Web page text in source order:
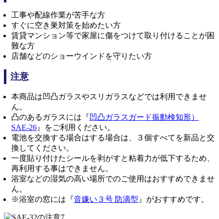
工事や配線作業が苦手な方
すぐに空き巣対策を始めたい方
賃貸マンション等で家屋に傷をつけて取り付けることが困
難な方
店舗などのショーウインドを守りたい方
注意
本商品は凹凸ガラスやスリガラスなどでは利用できませ
ん。
凸のあるガラスには『凹凸ガラスガード振動検知形）
SAE-26 』をご利用ください。
電池を交換する場合はする場合は、３個すべてを新品と交
換してください。
一度貼り付けたシールを剥がすと粘着力が低下するため、
再利用する事はできません。
浴室などの湿気の高い場所でのご使用はおすすめできませ
ん。
※浴室の窓には『音嫌い３号 防滴型 』がおすすめです。
7